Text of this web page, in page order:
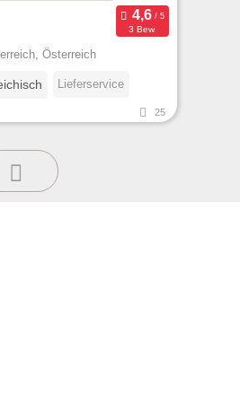
3 Bew.
Österreich
Lieferservice
25